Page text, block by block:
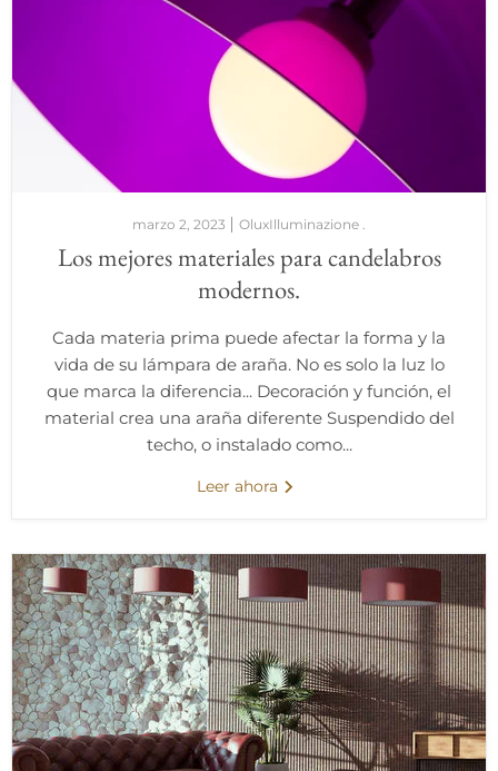
marzo 2, 2023 OluxIlluminazione .
Los mejores materiales para candelabros
modernos.
Cada materia prima puede afectar la forma y la
vida de su lámpara de araña. No es solo la luz lo
que marca la diferencia... Decoración y función, el
material crea una araña diferente Suspendido del
techo, o instalado como...
Leer ahora